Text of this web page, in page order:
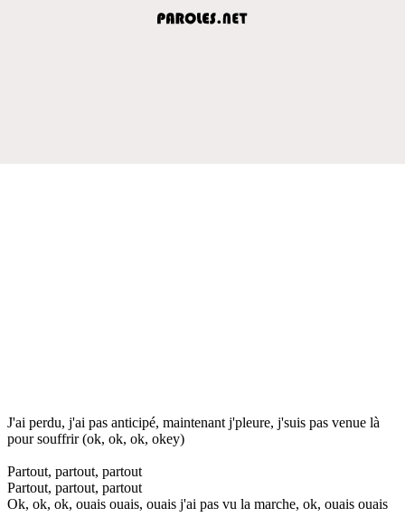
J'ai perdu, j'ai pas anticipé, maintenant j'pleure, j'suis pas venue là
pour souffrir (ok, ok, ok, okey)
Partout, partout, partout
Partout, partout, partout
Ok, ok, ok, ouais ouais, ouais j'ai pas vu la marche, ok, ouais ouais